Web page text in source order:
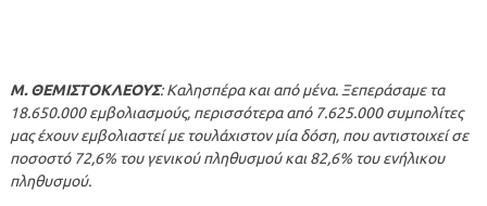
Μ. ΘΕΜΙΣΤΟΚΛΕΟΥΣ: Καλησπέρα και από μένα. Ξεπεράσαμε τα
18.650.000 εμβολιασμούς, περισσότερα από 7.625.000 συμπολίτες
μας έχουν εμβολιαστεί με τουλάχιστον μία δόση, που αντιστοιχεί σε
ποσοστό 72,6% του γενικού πληθυσμού και 82,6% του ενήλικου
πληθυσμού.